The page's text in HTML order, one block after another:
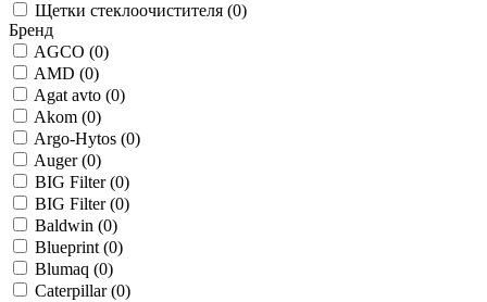
Щетки стеклоочистителя (0)
Бренд
AGCO (0)
AMD (0)
Agat avto (0)
Akom (0)
Argo-Hytos (0)
Auger (0)
BIG Filter (0)
BIG Filter (0)
Baldwin (0)
Blueprint (0)
Blumaq (0)
Caterpillar (0)